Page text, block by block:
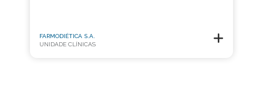
FARMODIÉTICA S.A.
UNIDADE CLÍNICAS